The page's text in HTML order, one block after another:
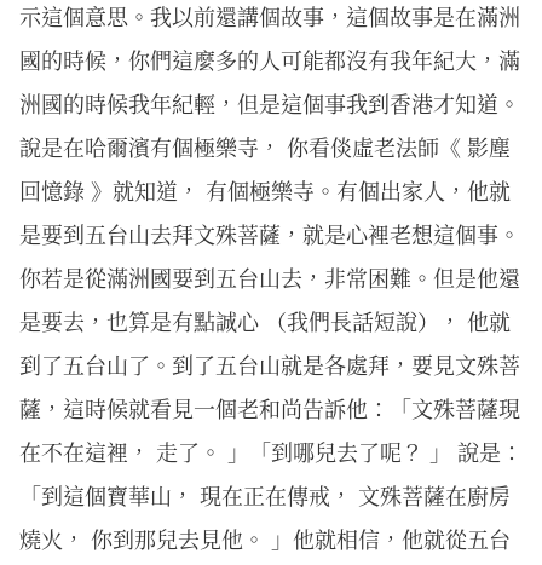
示這個意思。我以前還講個故事，這個故事是在滿洲
國的時候，你們這麼多的人可能都沒有我年紀大，滿
洲國的時候我年紀輕，但是這個事我到香港才知道。
說是在哈爾濱有個極樂寺， 你看倓虛老法師《 影塵
回憶錄 》就知道， 有個極樂寺。有個出家人，他就
是要到五台山去拜文殊菩薩，就是心裡老想這個事。
你若是從滿洲國要到五台山去，非常困難。但是他還
是要去，也算是有點誠心 （我們長話短說）， 他就
到了五台山了。到了五台山就是各處拜，要見文殊菩
薩，這時候就看見一個老和尚告訴他：「文殊菩薩現
在不在這裡， 走了。 」「到哪兒去了呢？ 」 說是：
「到這個寶華山， 現在正在傳戒， 文殊菩薩在廚房
燒火， 你到那兒去見他。 」他就相信，他就從五台